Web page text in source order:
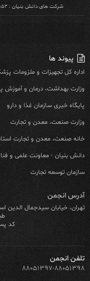
شرکت های دانش بنیان : ۱۵۲
پیوند ها
اداره کل تجهیزات و ملزومات
وزارت بهداشت، درمان و آموزش
پایگاه خبری سازمان غذا و دارو
وزارت صنعت، معدن و تجارت
خانه صنعت، معدن و تجارت
دانش بنیان - معاونت علمی و
سازمان توسعه تجارت
آدرس انجمن
طبقه
کد پستی:
تلفن انجمن
۸۸۰۵۱۳۹۷-۸۸۰۵۱۳۹۸